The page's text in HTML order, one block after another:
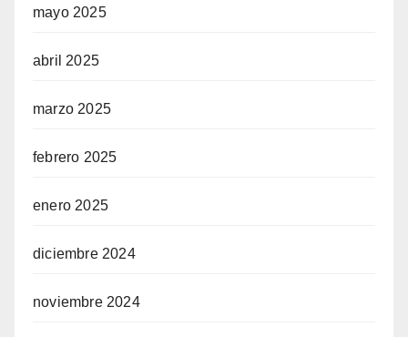
mayo 2025
abril 2025
marzo 2025
febrero 2025
enero 2025
diciembre 2024
noviembre 2024